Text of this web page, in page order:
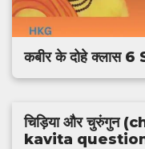
कबीर के दोहे क्लास
चिड़िया और
kavita